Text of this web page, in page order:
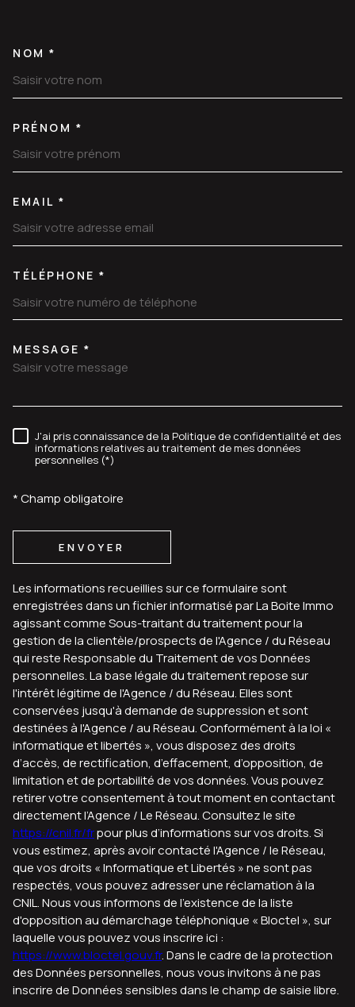
NOM *
PRÉNOM *
EMAIL *
TÉLÉPHONE *
TRAD_MELTEM_VOREDEMANDE
MESSAGE *
RÈGLEMENTATION
J'ai pris connaissance de la Politique de confidentialité et des
informations relatives au traitement de mes données
personnelles (*)
* Champ obligatoire
ENVOYER
Les informations recueillies sur ce formulaire sont
enregistrées dans un fichier informatisé par La Boite Immo
agissant comme Sous-traitant du traitement pour la
gestion de la clientèle/prospects de l'Agence / du Réseau
qui reste Responsable du Traitement de vos Données
personnelles. La base légale du traitement repose sur
l'intérêt légitime de l'Agence / du Réseau. Elles sont
conservées jusqu'à demande de suppression et sont
destinées à l'Agence / au Réseau. Conformément à la loi «
informatique et libertés », vous disposez des droits
d’accès, de rectification, d’effacement, d’opposition, de
limitation et de portabilité de vos données. Vous pouvez
retirer votre consentement à tout moment en contactant
directement l’Agence / Le Réseau. Consultez le site
https://cnil.fr/frpour plus d’informations sur vos droits. Si
vous estimez, après avoir contacté l'Agence / le Réseau,
que vos droits « Informatique et Libertés » ne sont pas
respectés, vous pouvez adresser une réclamation à la
CNIL. Nous vous informons de l’existence de la liste
d'opposition au démarchage téléphonique « Bloctel », sur
laquelle vous pouvez vous inscrire ici :
https://www.bloctel.gouv.fr. Dans le cadre de la protection
des Données personnelles, nous vous invitons à ne pas
inscrire de Données sensibles dans le champ de saisie libre.